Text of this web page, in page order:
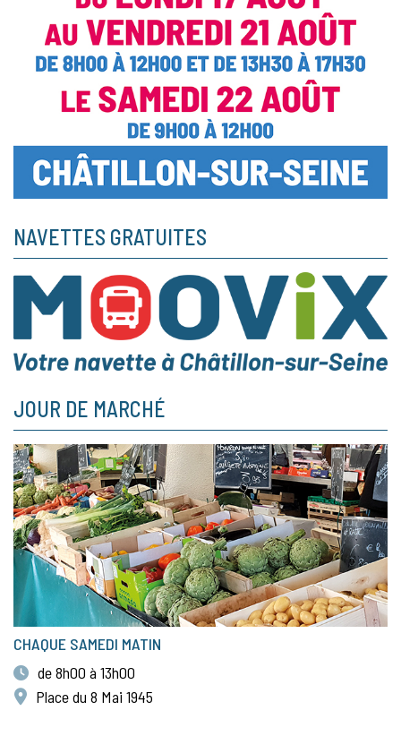
NAVETTES GRATUITES
JOUR DE MARCHÉ
CHAQUE SAMEDI MATIN
de 8h00 à 13h00
Place du 8 Mai 1945